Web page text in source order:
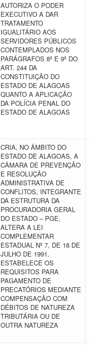
AUTORIZA O PODER
EXECUTIVO A DAR
TRATAMENTO
IGUALITÁRIO AOS
SERVIDORES PÚBLICOS
CONTEMPLADOS NOS
PARÁGRAFOS 8º E 9º DO
ART. 244 DA
CONSTITUIÇÃO DO
ESTADO DE ALAGOAS
QUANTO A APLICAÇÃO
DA POLÍCIA PENAL DO
ESTADO DE ALAGOAS
CRIA, NO ÂMBITO DO
ESTADO DE ALAGOAS, A
CÂMARA DE PREVENÇÃO
E RESOLUÇÃO
ADMINISTRATIVA DE
CONFLITOS, INTEGRANTE
DA ESTRUTURA DA
PROCURADORIA GERAL
DO ESTADO – PGE,
ALTERA A LEI
COMPLEMENTAR
ESTADUAL Nº 7, DE 18 DE
JULHO DE 1991,
ESTABELECE OS
REQUISITOS PARA
PAGAMENTO DE
PRECATÓRIOS MEDIANTE
COMPENSAÇÃO COM
DÉBITOS DE NATUREZA
TRIBUTÁRIA OU DE
OUTRA NATUREZA